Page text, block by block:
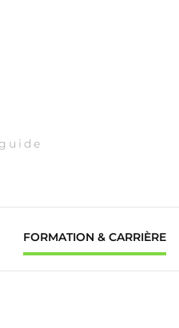
FORMATION & CARRIÈRE